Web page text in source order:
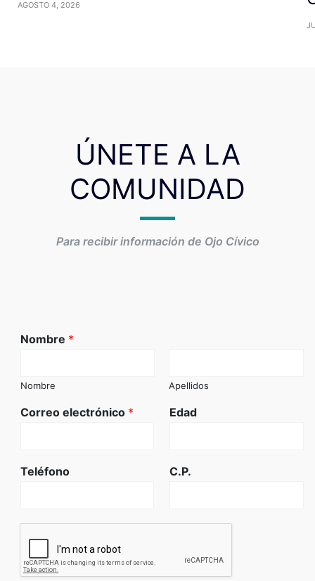
AGOSTO 4, 2026
ÚNETE A LA
COMUNIDAD
Para recibir información de Ojo Cívico
Nombre *
Nombre Apellidos
Correo electrónico * Edad
Teléfono C.P.